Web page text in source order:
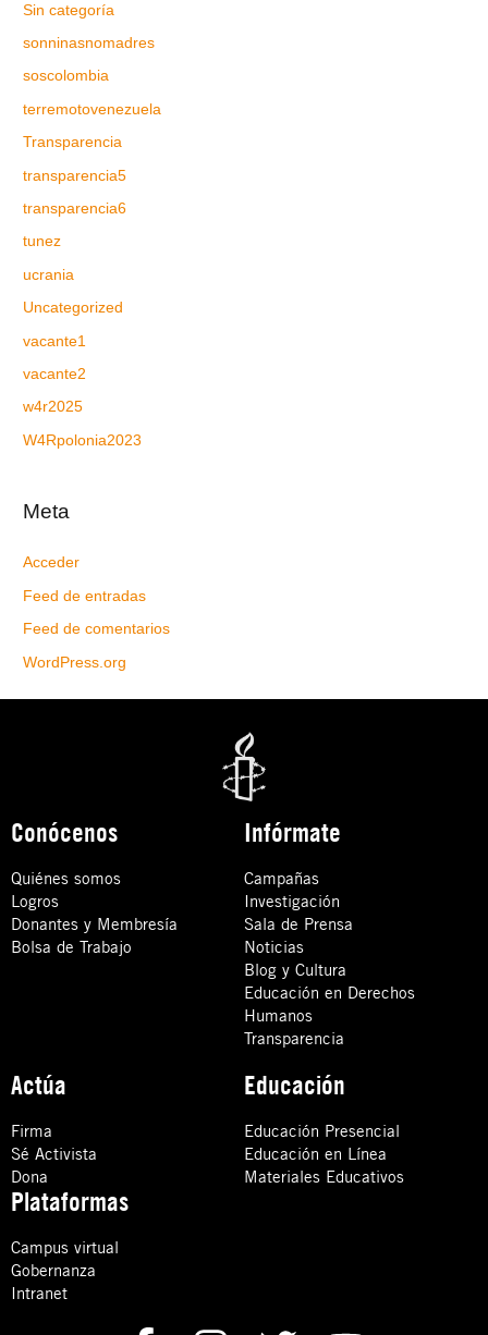
Sin categoría
sonninasnomadres
soscolombia
terremotovenezuela
Transparencia
transparencia5
transparencia6
tunez
ucrania
Uncategorized
vacante1
vacante2
w4r2025
W4Rpolonia2023
Meta
Acceder
Feed de entradas
Feed de comentarios
WordPress.org
Conócenos
Quiénes somos
Logros
Donantes y Membresía
Bolsa de Trabajo
Infórmate
Campañas
Investigación
Sala de Prensa
Noticias
Blog y Cultura
Educación en Derechos
Humanos
Transparencia
Actúa
Firma
Sé Activista
Dona
Educación
Educación Presencial
Educación en Línea
Materiales Educativos
Plataformas
Campus virtual
Gobernanza
Intranet